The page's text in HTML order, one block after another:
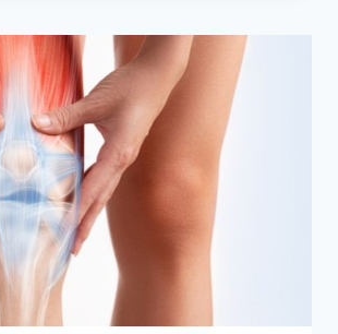
KOLJENO
NE
BOLI
„BEZ
RAZLOGA”